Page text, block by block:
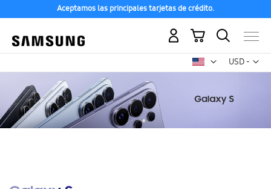
Aceptamos las principales tarjetas de crédito.
USD -
dólar
Mi carrito